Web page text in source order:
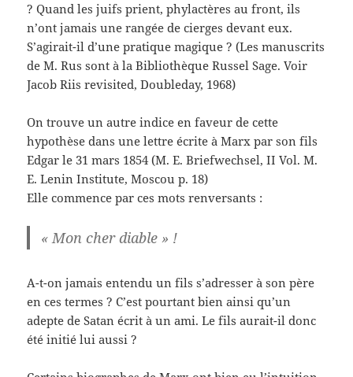
? Quand les juifs prient, phylactères au front, ils
n’ont jamais une rangée de cierges devant eux.
S’agirait-il d’une pratique magique ? (Les manuscrits
de M. Rus sont à la Bibliothèque Russel Sage. Voir
Jacob Riis revisited, Doubleday, 1968)
On trouve un autre indice en faveur de cette
hypothèse dans une lettre écrite à Marx par son fils
Edgar le 31 mars 1854 (M. E. Briefwechsel, II Vol. M.
E. Lenin Institute, Moscou p. 18)
Elle commence par ces mots renversants :
« Mon cher diable » !
A-t-on jamais entendu un fils s’adresser à son père
en ces termes ? C’est pourtant bien ainsi qu’un
adepte de Satan écrit à un ami. Le fils aurait-il donc
été initié lui aussi ?